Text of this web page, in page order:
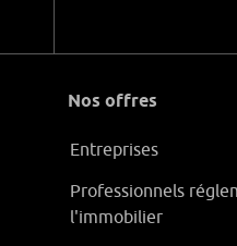
Nos offres
Entreprises
Professionnels
l'immobilier